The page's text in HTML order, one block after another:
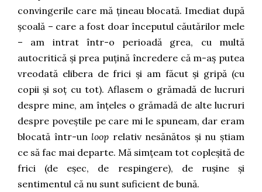
convingerile care mă țineau blocată. Imediat după
școală – care a fost doar începutul căutărilor mele
– am intrat într-o perioadă grea, cu multă
autocritică și prea puțină încredere că m-aș putea
vreodată elibera de frici și am făcut și gripă (cu
copii și soț cu tot). Aflasem o grămadă de lucruri
despre mine, am înțeles o grămadă de alte lucruri
despre poveștile pe care mi le spuneam, dar eram
blocată într-un loop relativ nesănătos și nu știam
ce să fac mai departe. Mă simțeam tot copleșită de
frici (de eșec, de respingere), de rușine și
sentimentul că nu sunt suficient de bună.